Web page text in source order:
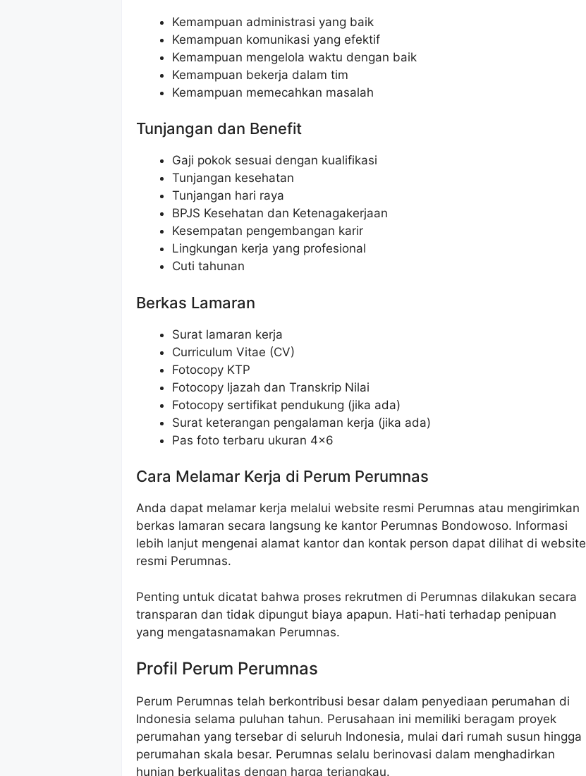
Kemampuan administrasi yang baik
Kemampuan komunikasi yang efektif
Kemampuan mengelola waktu dengan baik
Kemampuan bekerja dalam tim
Kemampuan memecahkan masalah
Tunjangan dan Benefit
Gaji pokok sesuai dengan kualifikasi
Tunjangan kesehatan
Tunjangan hari raya
BPJS Kesehatan dan Ketenagakerjaan
Kesempatan pengembangan karir
Lingkungan kerja yang profesional
Cuti tahunan
Berkas Lamaran
Surat lamaran kerja
Curriculum Vitae (CV)
Fotocopy KTP
Fotocopy Ijazah dan Transkrip Nilai
Fotocopy sertifikat pendukung (jika ada)
Surat keterangan pengalaman kerja (jika ada)
Pas foto terbaru ukuran 4×6
Cara Melamar Kerja di Perum Perumnas
Anda dapat melamar kerja melalui website resmi Perumnas atau mengirimkan
berkas lamaran secara langsung ke kantor Perumnas Bondowoso. Informasi
lebih lanjut mengenai alamat kantor dan kontak person dapat dilihat di website
resmi Perumnas.
Penting untuk dicatat bahwa proses rekrutmen di Perumnas dilakukan secara
transparan dan tidak dipungut biaya apapun. Hati-hati terhadap penipuan
yang mengatasnamakan Perumnas.
Profil Perum Perumnas
Perum Perumnas telah berkontribusi besar dalam penyediaan perumahan di
Indonesia selama puluhan tahun. Perusahaan ini memiliki beragam proyek
perumahan yang tersebar di seluruh Indonesia, mulai dari rumah susun hingga
perumahan skala besar. Perumnas selalu berinovasi dalam menghadirkan
hunian berkualitas dengan harga terjangkau.